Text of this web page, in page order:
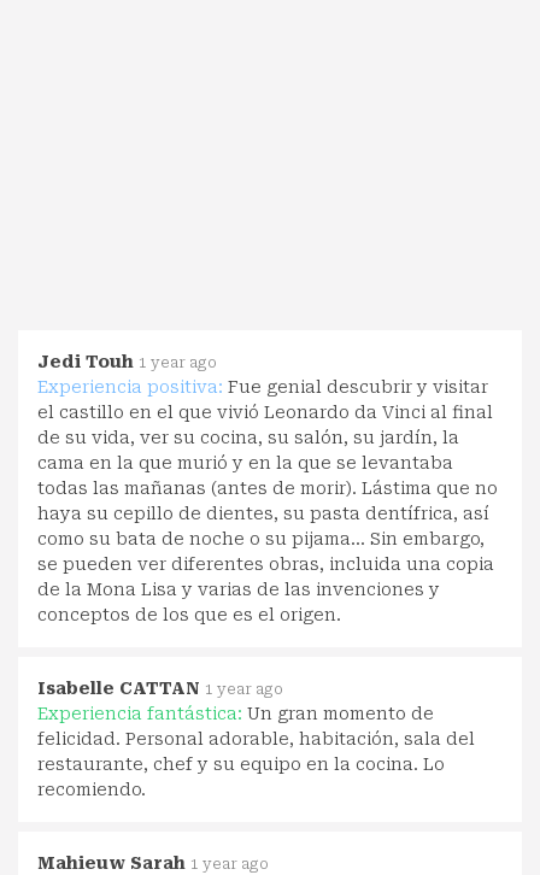
Jedi Touh 1 year ago
Experiencia positiva: Fue genial descubrir y visitar
el castillo en el que vivió Leonardo da Vinci al final
de su vida, ver su cocina, su salón, su jardín, la
cama en la que murió y en la que se levantaba
todas las mañanas (antes de morir). Lástima que no
haya su cepillo de dientes, su pasta dentífrica, así
como su bata de noche o su pijama... Sin embargo,
se pueden ver diferentes obras, incluida una copia
de la Mona Lisa y varias de las invenciones y
conceptos de los que es el origen.
Isabelle CATTAN 1 year ago
Experiencia fantástica: Un gran momento de
felicidad. Personal adorable, habitación, sala del
restaurante, chef y su equipo en la cocina. Lo
recomiendo.
Mahieuw Sarah 1 year ago